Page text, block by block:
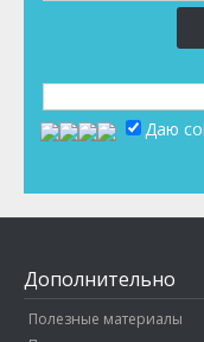
Даю
Дополнительно
Полезные материалы